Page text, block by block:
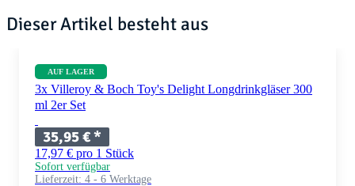
Dieser Artikel besteht aus
AUF LAGER
3x Villeroy & Boch Toy's Delight Longdrinkgläser 300
ml 2er Set
35,95 €*
17,97 € pro 1 Stück
Sofort verfügbar
Lieferzeit: 4 - 6 Werktage